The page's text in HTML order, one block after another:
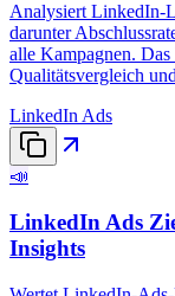
Analysiert LinkedIn-
darunter
alle Kampagnen.
Qualitätsvergleich
LinkedIn Ads
📣
LinkedIn Ads
Insights